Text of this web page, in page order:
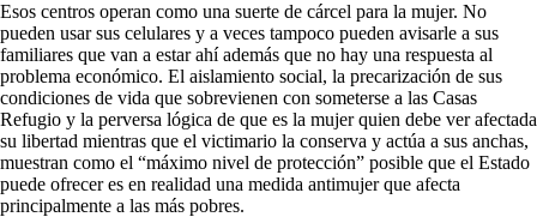
Esos centros operan como una suerte de cárcel para la mujer. No
pueden usar sus celulares y a veces tampoco pueden avisarle a sus
familiares que van a estar ahí además que no hay una respuesta al
problema económico. El aislamiento social, la precarización de sus
condiciones de vida que sobrevienen con someterse a las Casas
Refugio y la perversa lógica de que es la mujer quien debe ver afectada
su libertad mientras que el victimario la conserva y actúa a sus anchas,
muestran como el “máximo nivel de protección” posible que el Estado
puede ofrecer es en realidad una medida antimujer que afecta
principalmente a las más pobres.